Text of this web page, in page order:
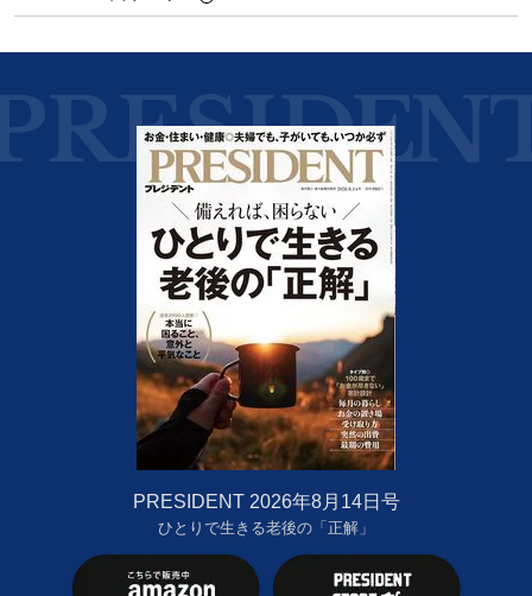
PRESIDENT 2026年8月14日号
ひとりで生きる老後の「正解」